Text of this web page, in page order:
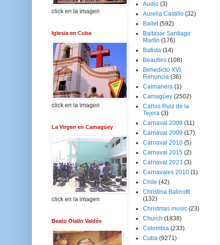
click en la imagen
Iglesia en Cuba
click en la imagen
La Virgen en Camagüey
click en la imagen
Beato Olallo Valdés
Audio (3)
Aurelia Castillo (32)
Ballet (592)
Baltasar Santiago
Martín (176)
Batista (14)
Beauties (108)
Benedicto XVI
Renuncia (36)
Caimanera (1)
Camagüey (2502)
Carlos Ruiz de la
Tejera (3)
Carnaval 2008 (11)
Carnaval 2009 (17)
Carnaval 2010 (5)
Carnaval 2015 (2)
Carnaval 2023 (3)
Carnavales 2010 (1)
Chile (42)
Christina Balinotti
(132)
Christmas music (23)
Church (1838)
Colombia (233)
Cuba (9271)